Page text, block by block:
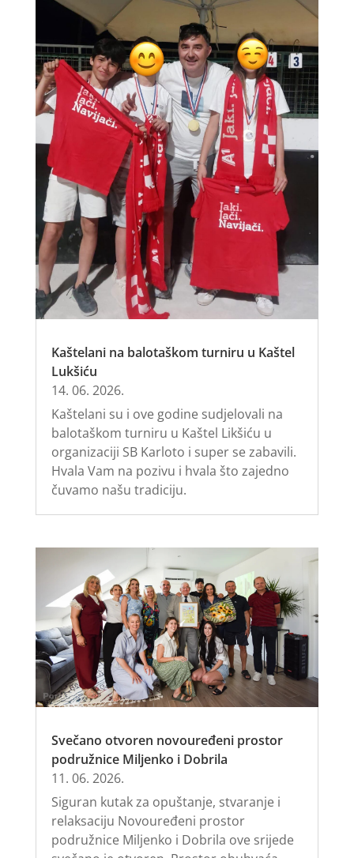
Kaštelani na balotaškom turniru u Kaštel
Lukšiću
14. 06. 2026.
Kaštelani su i ove godine sudjelovali na
balotaškom turniru u Kaštel Likšiću u
organizaciji SB Karloto i super se zabavili.
Hvala Vam na pozivu i hvala što zajedno
čuvamo našu tradiciju.
Svečano otvoren novouređeni prostor
podružnice Miljenko i Dobrila
11. 06. 2026.
Siguran kutak za opuštanje, stvaranje i
relaksaciju Novouređeni prostor
podružnice Miljenko i Dobrila ove srijede